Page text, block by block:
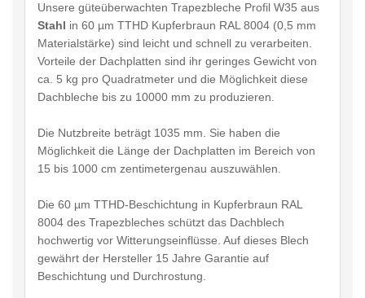
Unsere güteüberwachten Trapezbleche Profil W35 aus
Stahl in 60 µm TTHD Kupferbraun RAL 8004 (0,5 mm
Materialstärke) sind leicht und schnell zu verarbeiten.
Vorteile der Dachplatten sind ihr geringes Gewicht von
ca. 5 kg pro Quadratmeter und die Möglichkeit diese
Dachbleche bis zu 10000 mm zu produzieren.
Die Nutzbreite beträgt 1035 mm. Sie haben die
Möglichkeit die Länge der Dachplatten im Bereich von
15 bis 1000 cm zentimetergenau auszuwählen.
Die 60 µm TTHD-Beschichtung in Kupferbraun RAL
8004 des Trapezbleches schützt das Dachblech
hochwertig vor Witterungseinflüsse. Auf dieses Blech
gewährt der Hersteller 15 Jahre Garantie auf
Beschichtung und Durchrostung.